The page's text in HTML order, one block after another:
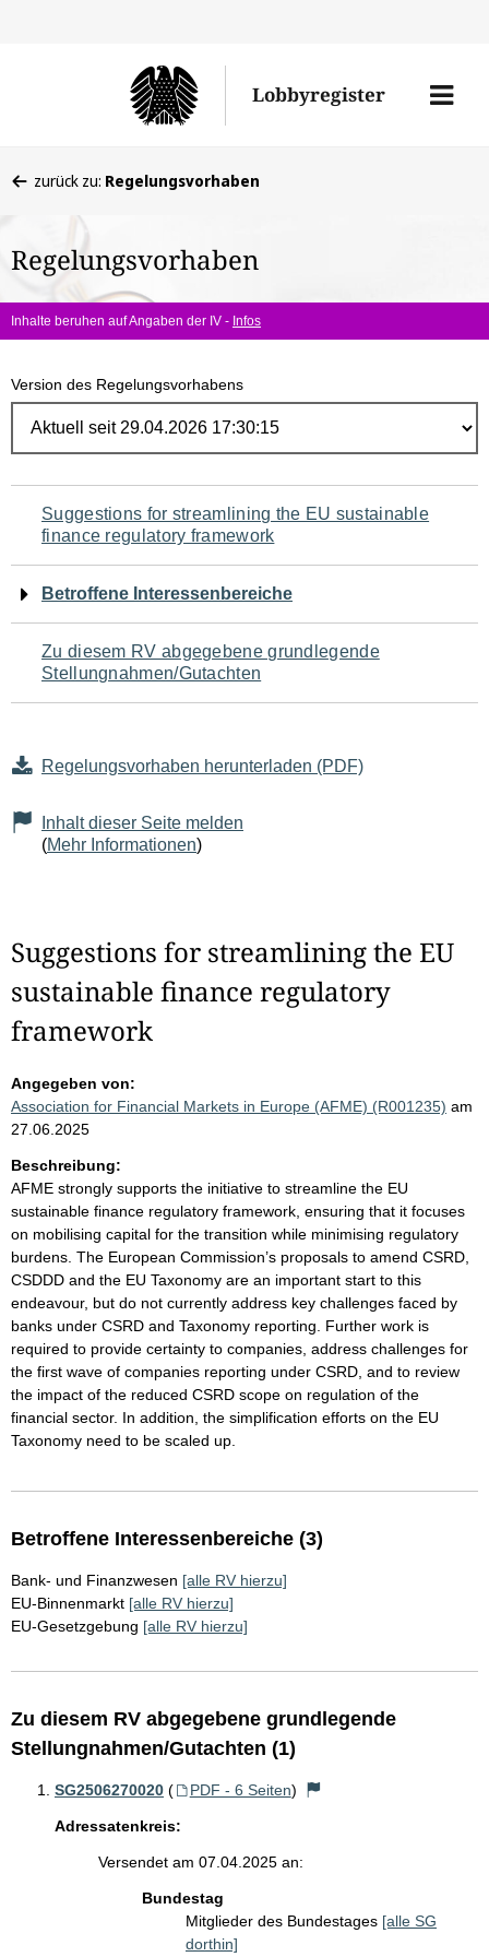
Lobbyregister
Menü
befinden
hier:
zurück zu: Regelungsvorhaben
Regelungsvorhaben
Inhalte beruhen auf Angaben der IV - Infos
Version des Regelungsvorhabens
Navigation
für
den
Seiteninhalt
Suggestions for streamlining the EU sustainable
finance regulatory framework
Betroffene Interessenbereiche
Zu diesem RV abgegebene grundlegende
Stellungnahmen/Gutachten
Regelungsvorhaben herunterladen (PDF)
Inhalt dieser Seite melden
(Mehr Informationen)
Suggestions for streamlining the EU
sustainable finance regulatory
framework
Angegeben von:
Association for Financial Markets in Europe (AFME) (R001235) am
27.06.2025
Beschreibung:
AFME strongly supports the initiative to streamline the EU
sustainable finance regulatory framework, ensuring that it focuses
on mobilising capital for the transition while minimising regulatory
burdens. The European Commission’s proposals to amend CSRD,
CSDDD and the EU Taxonomy are an important start to this
endeavour, but do not currently address key challenges faced by
banks under CSRD and Taxonomy reporting. Further work is
required to provide certainty to companies, address challenges for
the first wave of companies reporting under CSRD, and to review
the impact of the reduced CSRD scope on regulation of the
financial sector. In addition, the simplification efforts on the EU
Taxonomy need to be scaled up.
Betroffene Interessenbereiche (3)
Bank- und Finanzwesen [alle RV hierzu]
EU-Binnenmarkt [alle RV hierzu]
EU-Gesetzgebung [alle RV hierzu]
Zu diesem RV abgegebene grundlegende
Stellungnahmen/Gutachten (1)
SG2506270020 ( PDF - 6 Seiten)
Adressatenkreis:
Versendet am 07.04.2025 an:
Bundestag
Mitglieder des Bundestages [alle SG
dorthin]